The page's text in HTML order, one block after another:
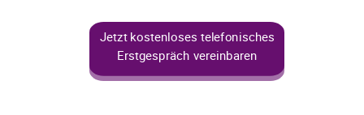
Jetzt kostenloses telefonisches
Erstgespräch vereinbaren